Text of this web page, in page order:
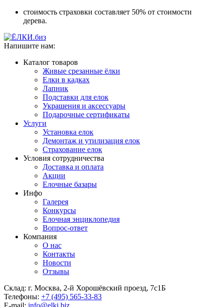
стоимость страховки составляет 50% от стоимости
дерева.
Напишите нам:
Каталог товаров
Живые срезанные ёлки
Елки в кадках
Лапник
Подставки для елок
Украшения и аксессуары
Подарочные сертификаты
Услуги
Установка елок
Демонтаж и утилизация елок
Страхование елок
Условия сотрудничества
Доставка и оплата
Акции
Елочные базары
Инфо
Галерея
Конкурсы
Елочная энциклопедия
Вопрос-ответ
Компания
О нас
Контакты
Новости
Отзывы
Склад: г. Москва, 2-й Хорошёвский проезд, 7с1Б
Телефоны: +7 (495) 565-33-83
E-mail: info@elki.biz